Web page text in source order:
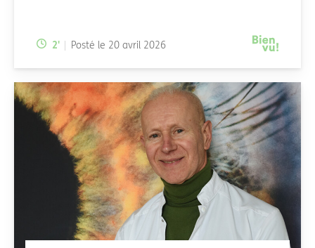
Temps de lecture:
2' Posté le 20 avril 2026